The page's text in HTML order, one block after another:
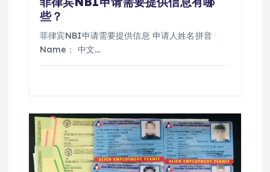
些？
菲律宾NBI申请需要提供信息 申请人姓名拼音
Name： 中文…